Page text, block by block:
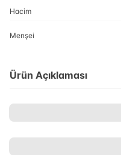
Hacim
Menşei
Ürün Açıklaması